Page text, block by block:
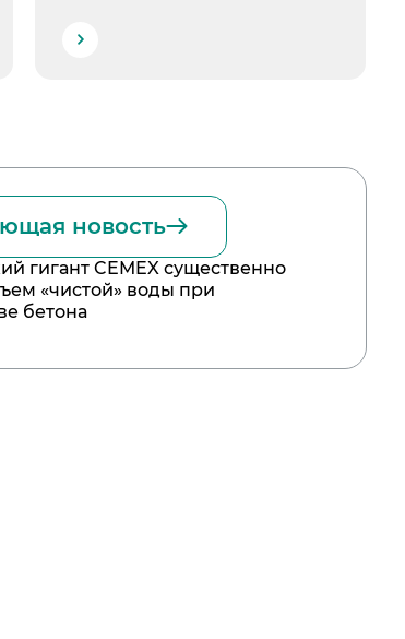
новость
гигант CEMEX существенно
«чистой» воды при
бетона